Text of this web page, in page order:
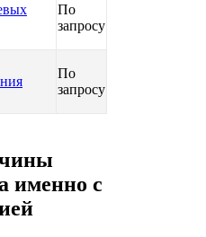
По
запросу
По
запросу
именно с